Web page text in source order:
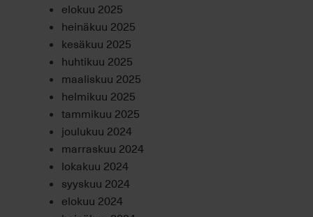
elokuu 2025
heinäkuu 2025
kesäkuu 2025
huhtikuu 2025
maaliskuu 2025
helmikuu 2025
tammikuu 2025
joulukuu 2024
marraskuu 2024
lokakuu 2024
syyskuu 2024
elokuu 2024